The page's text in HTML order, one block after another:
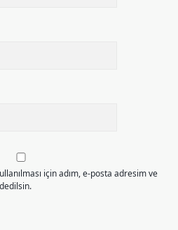
için adım, e-posta adresim ve